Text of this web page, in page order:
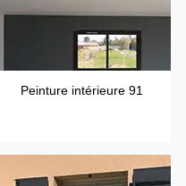
Peinture intérieure 91